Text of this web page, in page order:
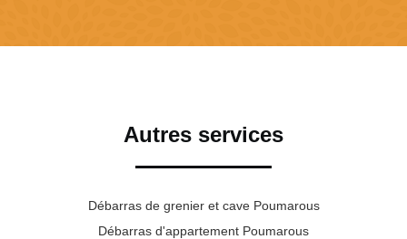
Autres services
Débarras de grenier et cave Poumarous
Débarras d'appartement Poumarous